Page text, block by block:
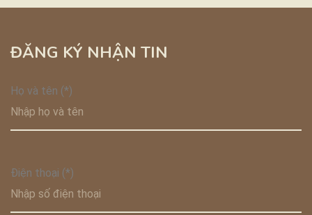
ĐĂNG KÝ NHẬN TIN
Họ và tên (*)
Điện thoại (*)